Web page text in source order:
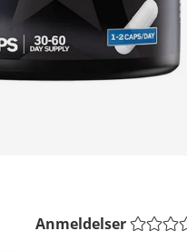
Anmeldelser